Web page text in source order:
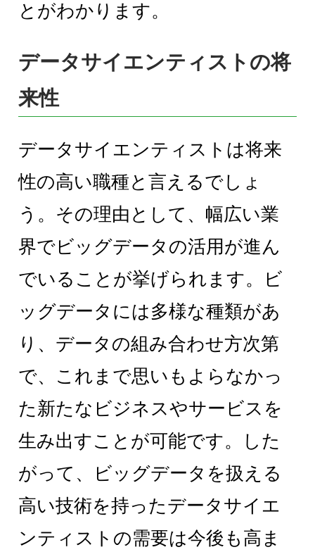
とがわかります。
データサイエンティストの将
来性
データサイエンティストは将来
性の高い職種と言えるでしょ
う。その理由として、幅広い業
界でビッグデータの活用が進ん
でいることが挙げられます。ビ
ッグデータには多様な種類があ
り、データの組み合わせ方次第
で、これまで思いもよらなかっ
た新たなビジネスやサービスを
生み出すことが可能です。した
がって、ビッグデータを扱える
高い技術を持ったデータサイエ
ンティストの需要は今後も高ま